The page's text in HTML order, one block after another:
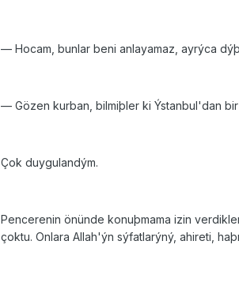
— Hocam, bunlar beni anlayamaz, ayrýca
— Gözen kurban, bilmiþler ki Ýstanbul'dan
Çok duygulandým.
Pencerenin önünde konuþmama izin
çoktu. Onlara Allah'ýn sýfatlarýný, ahireti,